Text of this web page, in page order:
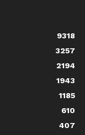
9318
3257
2194
1943
1185
610
407